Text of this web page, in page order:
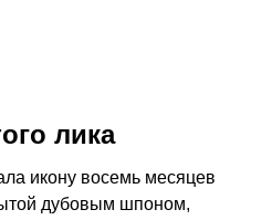
лика
икону восемь месяцев
дубовым шпоном,